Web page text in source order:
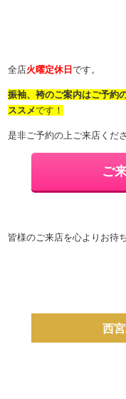
全店火曜定休日です。
振袖、袴のご案内はご予約
ススメです！
是非ご予約の上ご来店くだ
ご
皆様のご来店を心よりお待
西